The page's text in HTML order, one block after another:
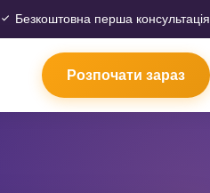
Безкоштовна перша консультація
Розпочати зараз